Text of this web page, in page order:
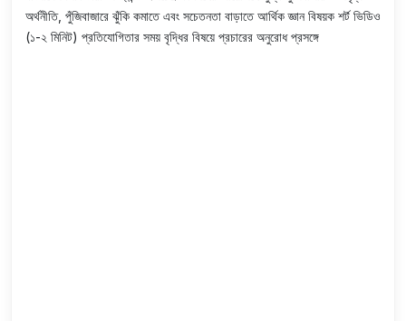
অর্থনীতি, পুঁজিবাজারে ঝুঁকি কমাতে এবং সচেতনতা বাড়াতে আর্থিক জ্ঞান বিষয়ক শর্ট ভিডিও
(১-২ মিনিট) প্রতিযোগিতার সময় বৃদ্ধির বিষয়ে প্রচারের অনুরোধ প্রসঙ্গে